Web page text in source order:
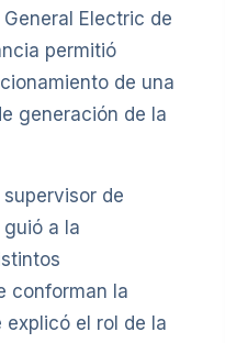
Electric de
permitió
de una
generación de la
de
guió a la
conforman la
explicó el rol de la